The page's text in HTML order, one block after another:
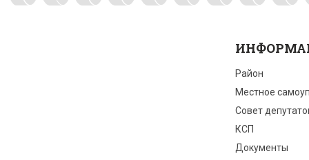
Район
Местное
Совет
КСП
Документы